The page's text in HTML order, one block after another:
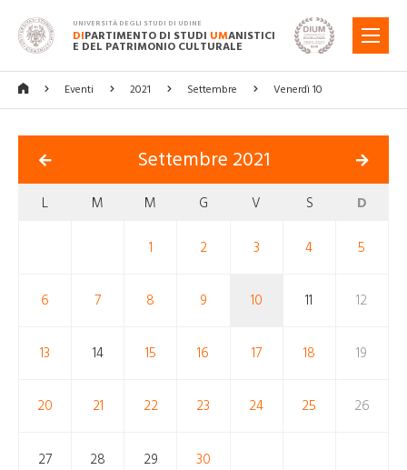
UNIVERSITÀ DEGLI STUDI DI UDINE
DIPARTIMENTO DI STUDI UMANISTICI
E DEL PATRIMONIO CULTURALE
MENU
Eventi 2021 Settembre Venerdì 10
Settembre 2021
L M M G V S D
1 2 3 4 5
6 7 8 9 10 11 12
13 14 15 16 17 18 19
20 21 22 23 24 25 26
27 28 29 30